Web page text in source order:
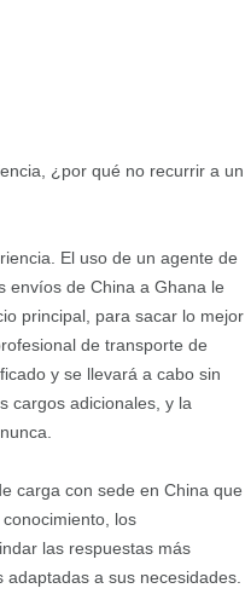
¿por qué no recurrir a un
El uso de un agente de
envíos de China a Ghana le
principal, para sacar lo mejor
de transporte de
y se llevará a cabo sin
cargos adicionales, y la
carga con sede en China que
los
las respuestas más
a sus necesidades.